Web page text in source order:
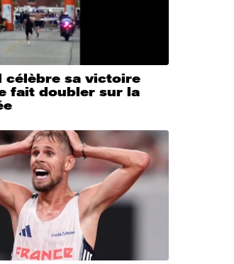
célèbre sa victoire
fait doubler sur la